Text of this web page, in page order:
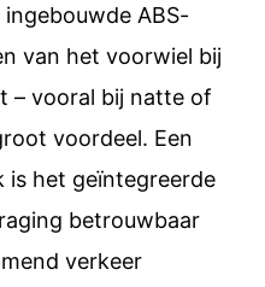
ABS-
van het voorwiel bij
– vooral bij natte of
voordeel. Een
is het geïntegreerde
betrouwbaar
verkeer